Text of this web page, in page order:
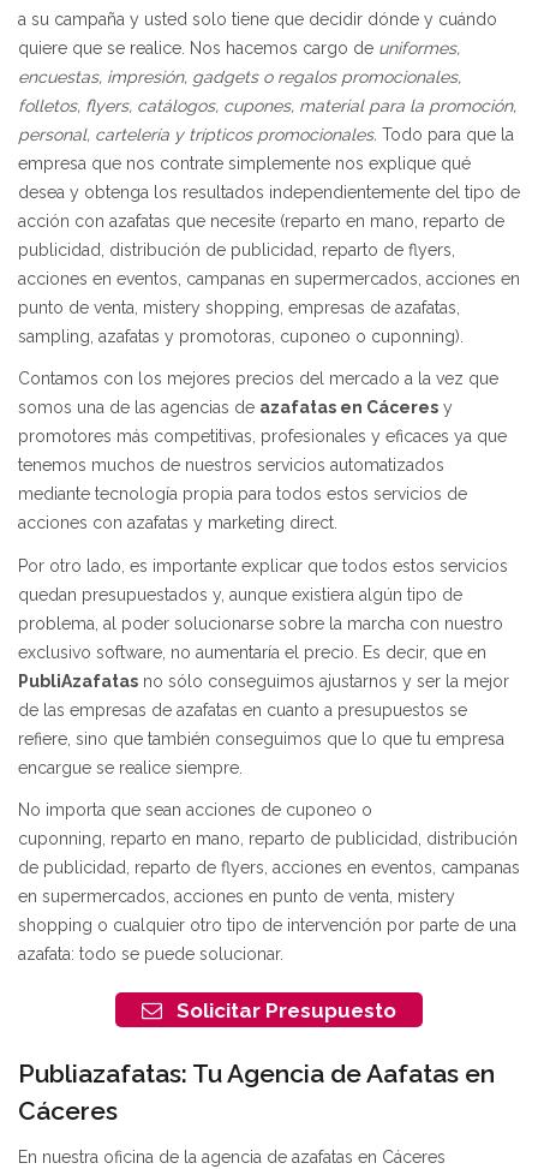
a su campaña y usted solo tiene que decidir dónde y cuándo
quiere que se realice. Nos hacemos cargo de uniformes,
encuestas, impresión, gadgets o regalos promocionales,
folletos, flyers, catálogos, cupones, material para la promoción,
personal, cartelería y trípticos promocionales. Todo para que la
empresa que nos contrate simplemente nos explique qué
desea y obtenga los resultados independientemente del tipo de
acción con azafatas que necesite (reparto en mano, reparto de
publicidad, distribución de publicidad, reparto de flyers,
acciones en eventos, campanas en supermercados, acciones en
punto de venta, mistery shopping, empresas de azafatas,
sampling, azafatas y promotoras, cuponeo o cuponning).
Contamos con los mejores precios del mercado a la vez que
somos una de las agencias de azafatas en Cáceres y
promotores más competitivas, profesionales y eficaces ya que
tenemos muchos de nuestros servicios automatizados
mediante tecnología propia para todos estos servicios de
acciones con azafatas y marketing direct.
Por otro lado, es importante explicar que todos estos servicios
quedan presupuestados y, aunque existiera algún tipo de
problema, al poder solucionarse sobre la marcha con nuestro
exclusivo software, no aumentaría el precio. Es decir, que en
PubliAzafatas no sólo conseguimos ajustarnos y ser la mejor
de las empresas de azafatas en cuanto a presupuestos se
refiere, sino que también conseguimos que lo que tu empresa
encargue se realice siempre.
No importa que sean acciones de cuponeo o
cuponning, reparto en mano, reparto de publicidad, distribución
de publicidad, reparto de flyers, acciones en eventos, campanas
en supermercados, acciones en punto de venta, mistery
shopping o cualquier otro tipo de intervención por parte de una
azafata: todo se puede solucionar.
Solicitar Presupuesto
Publiazafatas: Tu Agencia de Aafatas en
Cáceres
En nuestra oficina de la agencia de azafatas en Cáceres